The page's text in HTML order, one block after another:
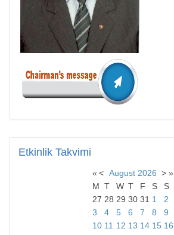
Etkinlik Takvimi
« < August 2026 > »
M T W T F S
S
27 28 29 30 31 1
2
3
4 5 6 7 8
9
10 11 12 13 14 15 16